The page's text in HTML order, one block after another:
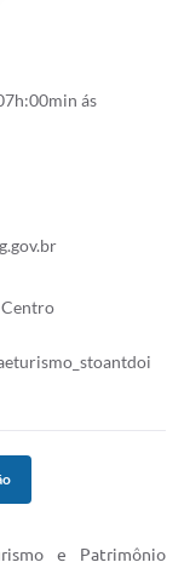
ás
e Patrimônio